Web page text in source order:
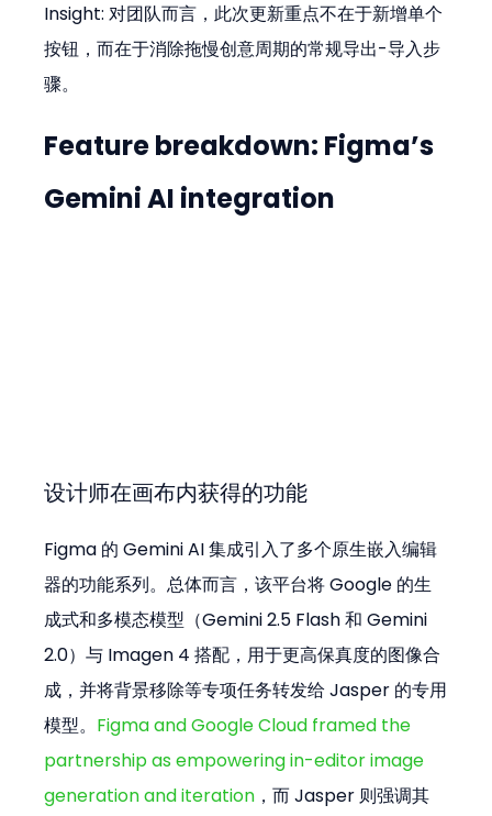
Insight: 对团队而言，此次更新重点不在于新增单个
按钮，而在于消除拖慢创意周期的常规导出-导入步
骤。
Feature breakdown: Figma’s
Gemini AI integration
设计师在画布内获得的功能
Figma 的 Gemini AI 集成引入了多个原生嵌入编辑
器的功能系列。总体而言，该平台将 Google 的生
成式和多模态模型（Gemini 2.5 Flash 和 Gemini
2.0）与 Imagen 4 搭配，用于更高保真度的图像合
成，并将背景移除等专项任务转发给 Jasper 的专用
模型。 Figma and Google Cloud framed the
partnership as empowering in-editor image
generation and iteration ，而 Jasper 则强调其